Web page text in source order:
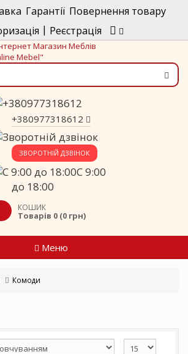
Гарантії Повернення товару
| Реєстрація
+380977318612
ЗВОРОТНІЙ ДЗВІНОК
C 9:00
до 18:00
КОШИК
Товарів 0 (0 грн)
Меню
Комоди